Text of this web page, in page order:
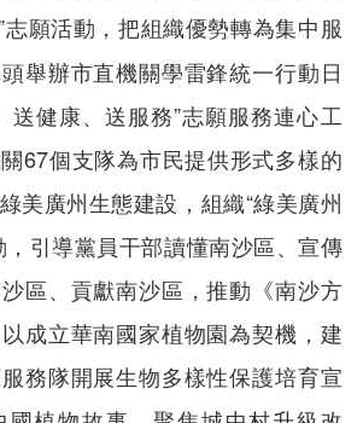
志願活動，把組織優勢轉為集中服
舉辦市直機關學雷鋒統一行動日
送健康、送服務”志願服務連心工
67個支隊為市民提供形式多樣的
美廣州生態建設，組織“綠美廣州
，引導黨員干部讀懂南沙區、宣傳
區、貢獻南沙區，推動《南沙方
成立華南國家植物園為契機，建
務隊開展生物多樣性保護培育宣